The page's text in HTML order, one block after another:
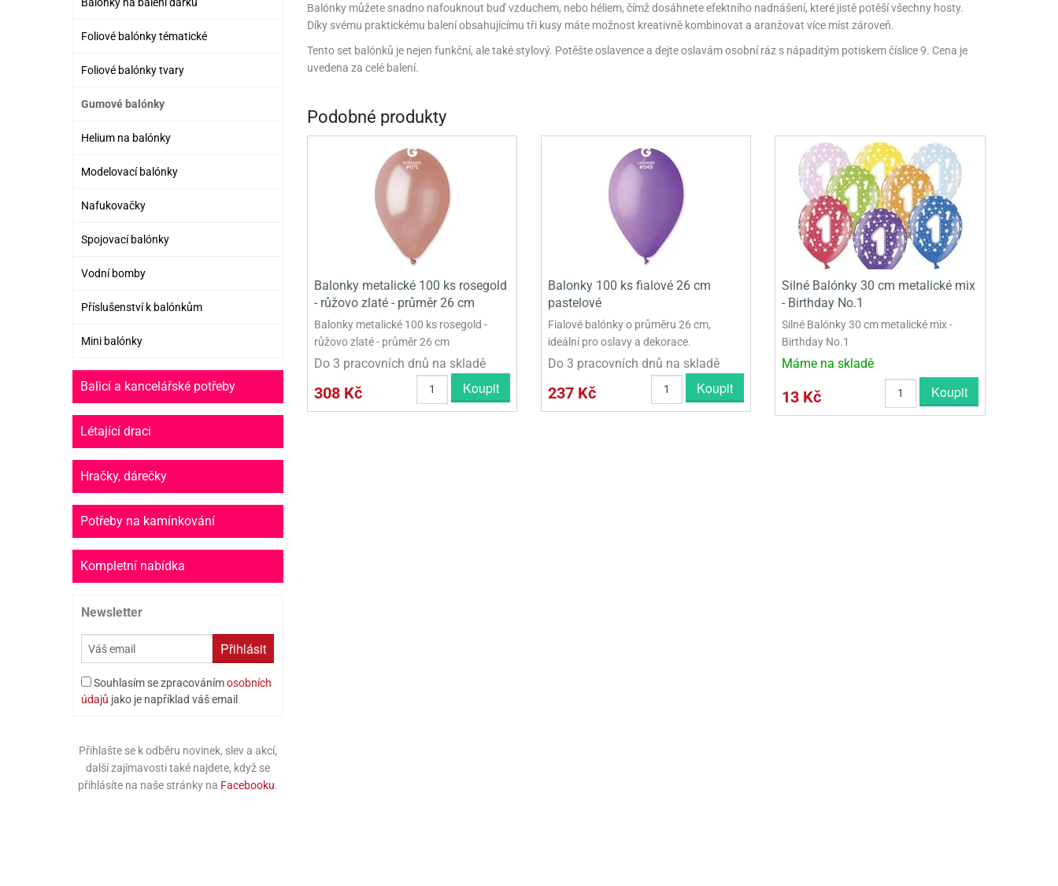
PRINCEZNY
SCOOBY DOO
SPIDERMAN
SPONGE BOB
STAR WARS
TLAPKOVÁ PATROLA PAW PATROL
TROLLS - TROLOVÉ
Foliové balónky tématické
Foliové balónky tvary
Gumové balónky
Helium na balónky
Modelovací balónky
Nafukovačky
Spojovací balónky
Vodní bomby
Příslušenství k balónkům
Mini balónky
Balicí a kancelářské potřeby
Létající draci
Hračky, dárečky
Potřeby na kamínkování
Kompletní nabídka
Newsletter
Přihlásit
Souhlasím se zpracovánímosobních
údajů jako je například váš email
Přihlašte se k odběru novinek, slev a akcí,
další zajímavosti také najdete, když se
přihlásíte na naše stránky na Facebooku.
Balónky můžete snadno nafouknout buď vzduchem, nebo héliem, čímž dosáhnete efektního nadnášení, které jistě potěší všechny hosty.
Díky svému praktickému balení obsahujícímu tři kusy máte možnost kreativně kombinovat a aranžovat více míst zároveň.
Tento set balónků je nejen funkční, ale také stylový. Potěšte oslavence a dejte oslavám osobní ráz s nápaditým potiskem číslice 9. Cena je
uvedena za celé balení.
Podobné produkty
Balonky metalické 100 ks rosegold
- růžovo zlaté - průměr 26 cm
Balonky metalické 100 ks rosegold -
růžovo zlaté - průměr 26 cm
Do 3 pracovních dnů na skladě
308 Kč Koupit
Balonky 100 ks fialové 26 cm
pastelové
Fialové balónky o průměru 26 cm,
ideální pro oslavy a dekorace.
Do 3 pracovních dnů na skladě
237 Kč Koupit
Silné Balónky 30 cm metalické mix
- Birthday No.1
Silné Balónky 30 cm metalické mix -
Birthday No.1
Máme na skladě
13 Kč Koupit